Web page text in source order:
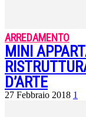
ARREDAMENTO
MINI
D’ARTE
27 Febbraio 2018 1